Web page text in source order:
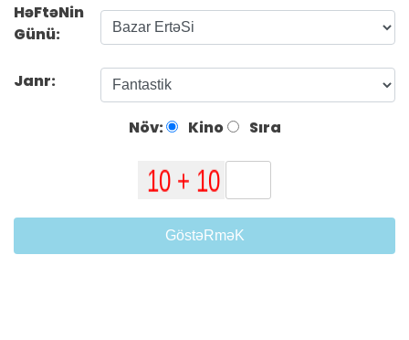
HəFtəNin
Günü:
Janr:
Növ: Kino Sıra
GöstəRməK